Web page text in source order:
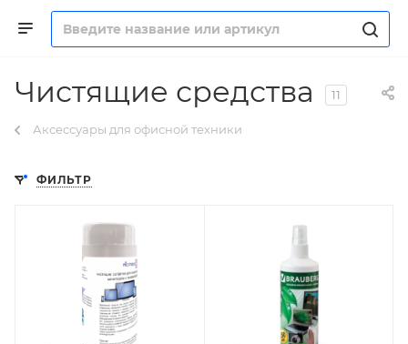
Чистящие средства 11
Аксессуары для офисной техники
ФИЛЬТР